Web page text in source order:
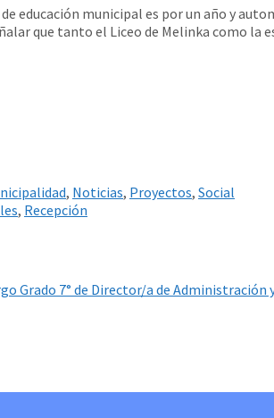
educación municipal es por un año y
que tanto el Liceo de Melinka como
, Noticias, Proyectos, Social
, Recepción
Grado 7° de Director/a de Administración